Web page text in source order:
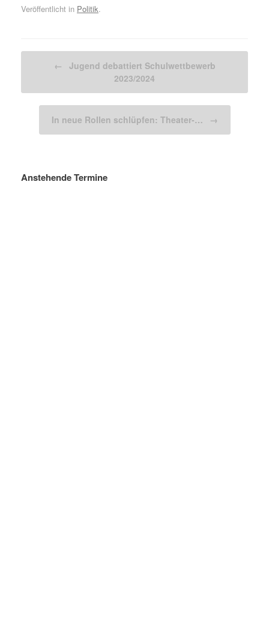
Veröffentlicht in Politik.
←
Jugend debattiert Schulwettbewerb
2023/2024
In neue Rollen schlüpfen: Theater-… →
Anstehende Termine